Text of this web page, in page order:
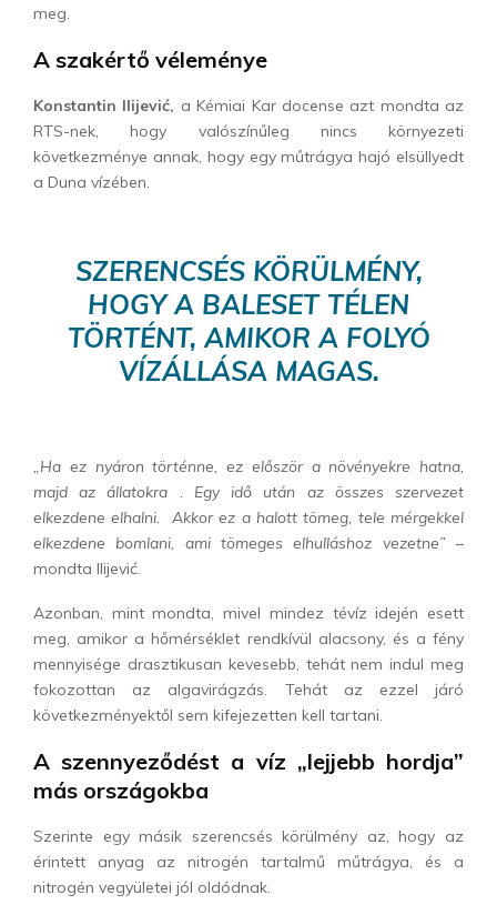
meg.
A szakértő véleménye
Konstantin Ilijević, a Kémiai Kar docense azt mondta az
RTS-nek, hogy valószínűleg nincs környezeti
következménye annak, hogy egy műtrágya hajó elsüllyedt
a Duna vízében.
SZERENCSÉS KÖRÜLMÉNY,
HOGY A BALESET TÉLEN
TÖRTÉNT, AMIKOR A FOLYÓ
VÍZÁLLÁSA MAGAS.
„Ha ez nyáron történne, ez először a növényekre hatna,
majd az állatokra . Egy idő után az összes szervezet
elkezdene elhalni. Akkor ez a halott tömeg, tele mérgekkel
elkezdene bomlani, ami tömeges elhulláshoz vezetne” –
mondta Ilijević.
Azonban, mint mondta, mivel mindez tévíz idején esett
meg, amikor a hőmérséklet rendkívül alacsony, és a fény
mennyisége drasztikusan kevesebb, tehát nem indul meg
fokozottan az algavirágzás. Tehát az ezzel járó
következményektől sem kifejezetten kell tartani.
A szennyeződést a víz „lejjebb hordja”
más országokba
Szerinte egy másik szerencsés körülmény az, hogy az
érintett anyag az nitrogén tartalmű műtrágya, és a
nitrogén vegyületei jól oldódnak.